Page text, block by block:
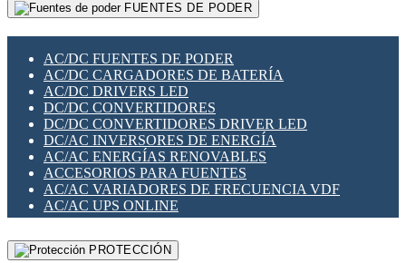
SENSORES MAGNÉTICOS
SWITCH Y MICROSWITCH
TARJETAS PI
UNIÓN Y DERIVACIÓN DE CABLE
GESTIÓN DE REDES
PLACAS MODULARES IOT
SWITCHES Y REDES WIFI
SOLUCIONES IOT
SOLUCIONES LORAWAN
SOLUCIONES RED CELULAR
SEGURIDAD PARA REDES
SWITCHES LAN
TELEFONÍA IP (VOIP)
VIGILANCIA IP (CCTV)
MESHTASTIC
FUENTES DE PODER
AC/DC FUENTES DE PODER
AC/DC CARGADORES DE BATERÍA
AC/DC DRIVERS LED
DC/DC CONVERTIDORES
DC/DC CONVERTIDORES DRIVER LED
DC/AC INVERSORES DE ENERGÍA
AC/AC ENERGÍAS RENOVABLES
ACCESORIOS PARA FUENTES
AC/AC VARIADORES DE FRECUENCIA VDF
AC/AC UPS ONLINE
PROTECCIÓN